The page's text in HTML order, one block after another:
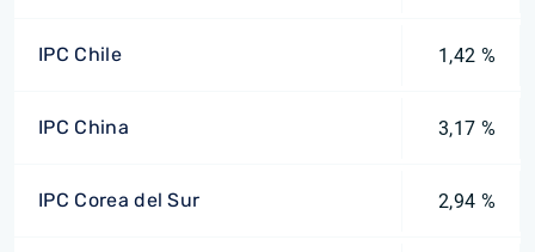
IPC Chile 1,42 %
IPC China 3,17 %
IPC Corea del Sur 2,94 %